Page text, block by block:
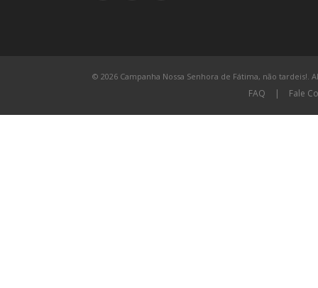
© 2026 Campanha Nossa Senhora de Fátima, não tardeis!.
FAQ | Fale